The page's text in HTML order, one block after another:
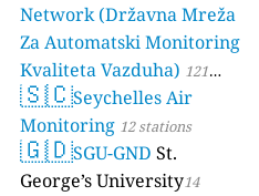
Network (Državna Mreža
Za Automatski Monitoring
Kvaliteta Vazduha) 121
stations
🇸🇨Seychelles Air
Monitoring 12 stations
🇬🇩SGU-GND St.
George’s University14